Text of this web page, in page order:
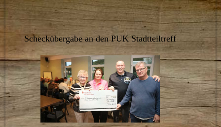
Scheckübergabe an den PUK Stadtteiltreff